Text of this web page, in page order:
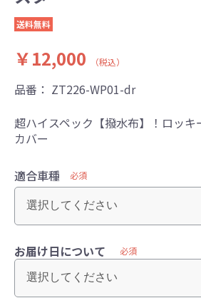
送料無料
￥12,000 （税込）
品番： ZT226-WP01-dr
超ハイスペック【撥水布】！ロッキ
カバー
適合車種 必須
お届け日について 必須